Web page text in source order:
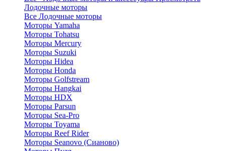
Лодочные моторы
Все Лодочные моторы
Моторы Yamaha
Моторы Tohatsu
Моторы Mercury
Моторы Suzuki
Моторы Hidea
Моторы Honda
Моторы Golfstream
Моторы Hangkai
Моторы HDX
Моторы Parsun
Моторы Sea-Pro
Моторы Toyama
Моторы Reef Rider
Моторы Seanovo (Сианово)